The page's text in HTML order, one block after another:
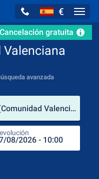
€
Cancelación gratuita
avanzada
Aeropuerto de Valencia (Comunidad Valenciana / España)